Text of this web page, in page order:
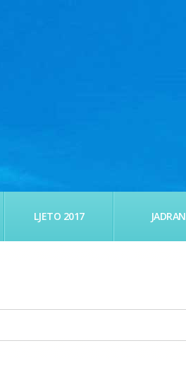
LJETO 2017 JADRAN